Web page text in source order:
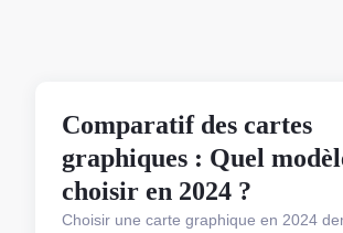
Comparatif des cartes
graphiques : Quel
choisir en 2024 ?
Choisir une carte graphique en 2024